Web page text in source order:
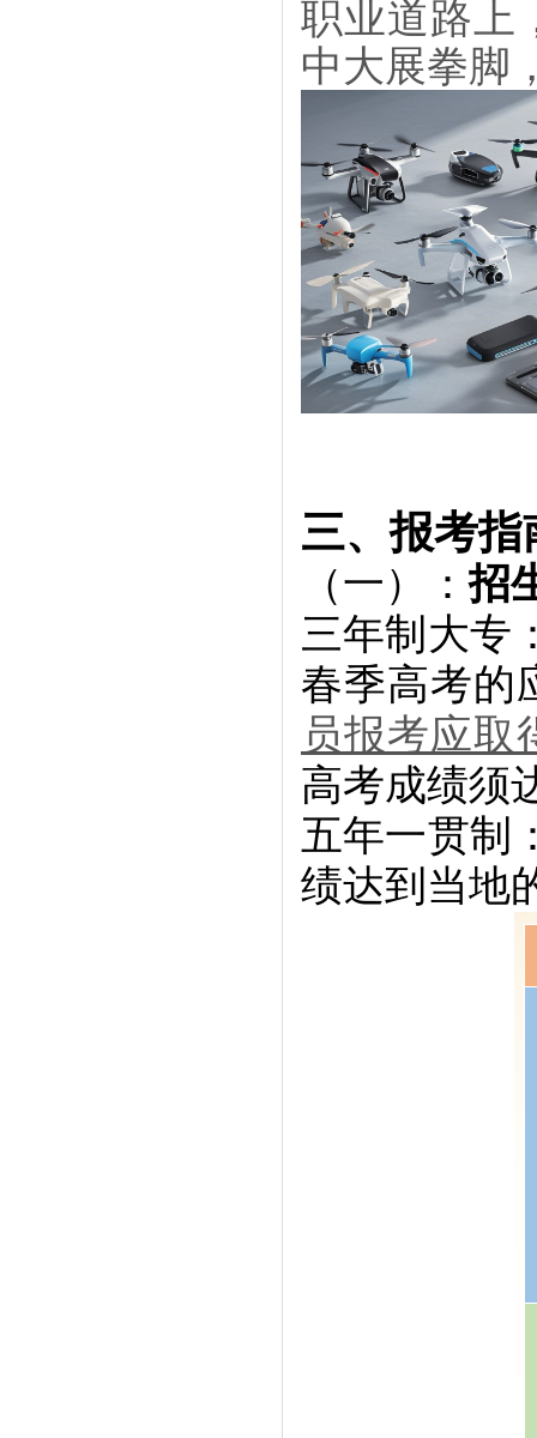
职业道路上
中大展拳脚
三、报考指
（一）：招
三年制大专
春季高考的
员报考应取
高考成绩须
五年一贯制
绩达到当地